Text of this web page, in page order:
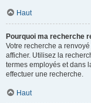
Haut
Pourquoi ma recherche
Votre recherche a
afficher. Utilisez la
termes employés et dans
effectuer une recherche.
Haut